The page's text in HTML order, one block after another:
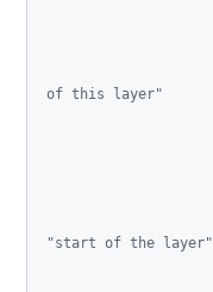
of this layer"
"start of the layer"